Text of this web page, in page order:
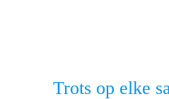
Trots op elke